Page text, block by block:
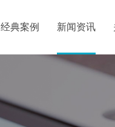
经典案例 新闻资讯